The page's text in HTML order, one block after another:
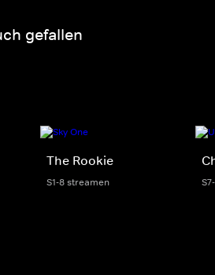
gefallen
The Rookie
S1-8 streamen